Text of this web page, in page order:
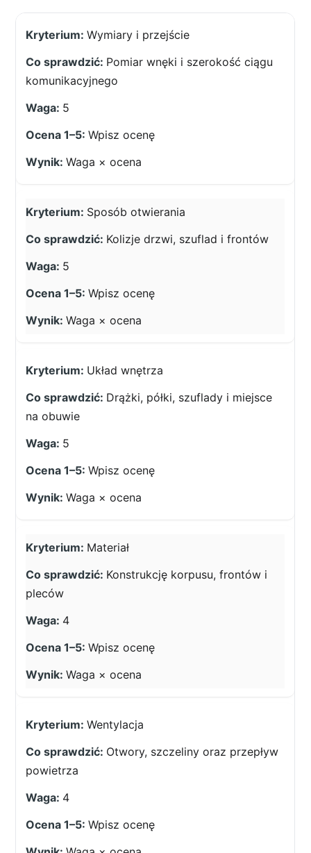
Wymiary i przejście
Pomiar wnęki i szerokość ciągu
komunikacyjnego
5
Wpisz ocenę
Waga × ocena
Sposób otwierania
Kolizje drzwi, szuflad i frontów
5
Wpisz ocenę
Waga × ocena
Układ wnętrza
Drążki, półki, szuflady i miejsce
na obuwie
5
Wpisz ocenę
Waga × ocena
Materiał
Konstrukcję korpusu, frontów i
pleców
4
Wpisz ocenę
Waga × ocena
Wentylacja
Otwory, szczeliny oraz przepływ
powietrza
4
Wpisz ocenę